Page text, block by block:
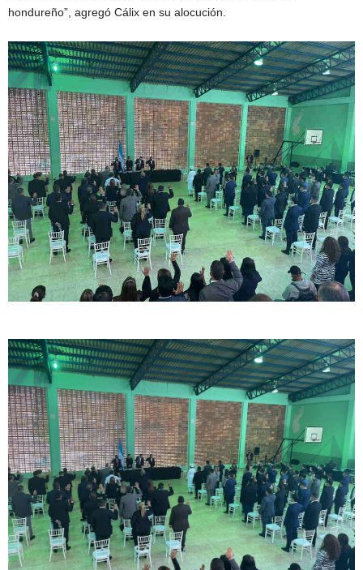
hondureño”, agregó Cálix en su alocución.